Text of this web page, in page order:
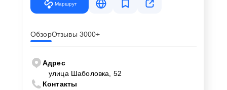
Маршрут
ОбзорОтзывы 3000+
Адрес
улица Шаболовка, 52
Контакты